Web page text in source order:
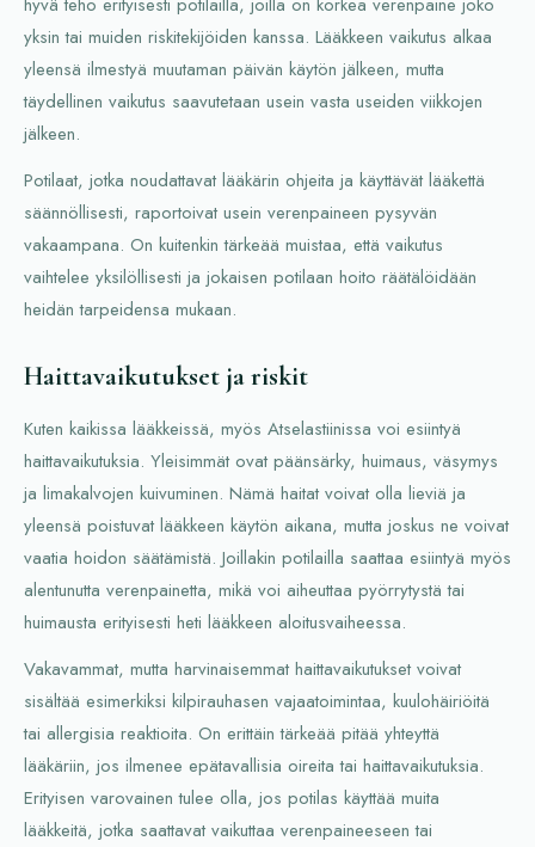
yksin tai muiden riskitekijöiden kanssa. Lääkkeen vaikutus alkaa
yleensä ilmestyä muutaman päivän käytön jälkeen, mutta
täydellinen vaikutus saavutetaan usein vasta useiden viikkojen
jälkeen.
Potilaat, jotka noudattavat lääkärin ohjeita ja käyttävät lääkettä
säännöllisesti, raportoivat usein verenpaineen pysyvän
vakaampana. On kuitenkin tärkeää muistaa, että vaikutus
vaihtelee yksilöllisesti ja jokaisen potilaan hoito räätälöidään
heidän tarpeidensa mukaan.
Haittavaikutukset ja riskit
Kuten kaikissa lääkkeissä, myös Atselastiinissa voi esiintyä
haittavaikutuksia. Yleisimmät ovat päänsärky, huimaus, väsymys
ja limakalvojen kuivuminen. Nämä haitat voivat olla lieviä ja
yleensä poistuvat lääkkeen käytön aikana, mutta joskus ne voivat
vaatia hoidon säätämistä. Joillakin potilailla saattaa esiintyä myös
alentunutta verenpainetta, mikä voi aiheuttaa pyörrytystä tai
huimausta erityisesti heti lääkkeen aloitusvaiheessa.
Vakavammat, mutta harvinaisemmat haittavaikutukset voivat
sisältää esimerkiksi kilpirauhasen vajaatoimintaa, kuulohäiriöitä
tai allergisia reaktioita. On erittäin tärkeää pitää yhteyttä
lääkäriin, jos ilmenee epätavallisia oireita tai haittavaikutuksia.
Erityisen varovainen tulee olla, jos potilas käyttää muita
lääkkeitä, jotka saattavat vaikuttaa verenpaineeseen tai